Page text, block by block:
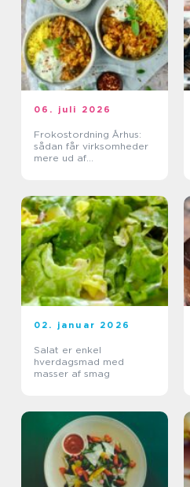
06. juli 2026
Frokostordning Århus:
sådan får virksomheder
mere ud af
02. januar 2026
Salat er enkel
hverdagsmad med
masser af smag